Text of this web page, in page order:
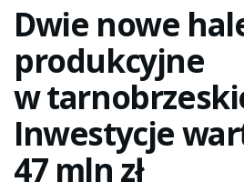
Dwie nowe
produkcyjne
w
Inwestycje
47 mln zł